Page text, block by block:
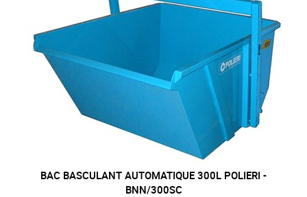
BAC BASCULANT AUTOMATIQUE 300L POLIERI -
BNN/300SC